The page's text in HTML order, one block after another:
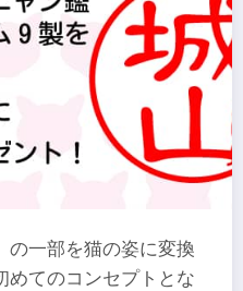
の一部を猫の姿に変換
めてのコンセプトとな